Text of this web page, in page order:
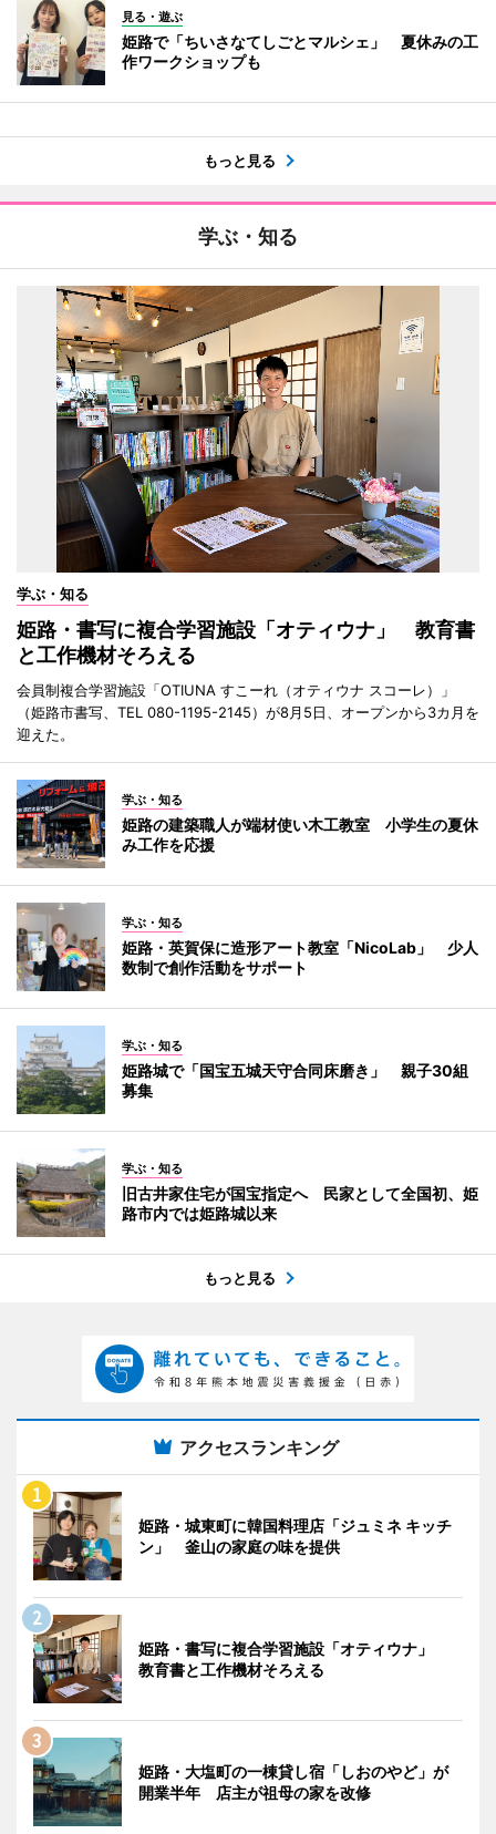
見る・遊ぶ
姫路で「ちいさなてしごとマルシェ」 夏休みの工
作ワークショップも
もっと見る
学ぶ・知る
学ぶ・知る
姫路・書写に複合学習施設「オティウナ」 教育書
と工作機材そろえる
会員制複合学習施設「OTIUNA すこーれ（オティウナ スコーレ）」
（姫路市書写、TEL 080-1195-2145）が8月5日、オープンから3カ月を
迎えた。
学ぶ・知る
姫路の建築職人が端材使い木工教室 小学生の夏休
み工作を応援
学ぶ・知る
姫路・英賀保に造形アート教室「NicoLab」 少人
数制で創作活動をサポート
学ぶ・知る
姫路城で「国宝五城天守合同床磨き」 親子30組
募集
学ぶ・知る
旧古井家住宅が国宝指定へ 民家として全国初、姫
路市内では姫路城以来
もっと見る
アクセスランキング
姫路・城東町に韓国料理店「ジュミネ キッチ
ン」 釜山の家庭の味を提供
姫路・書写に複合学習施設「オティウナ」
教育書と工作機材そろえる
姫路・大塩町の一棟貸し宿「しおのやど」が
開業半年 店主が祖母の家を改修